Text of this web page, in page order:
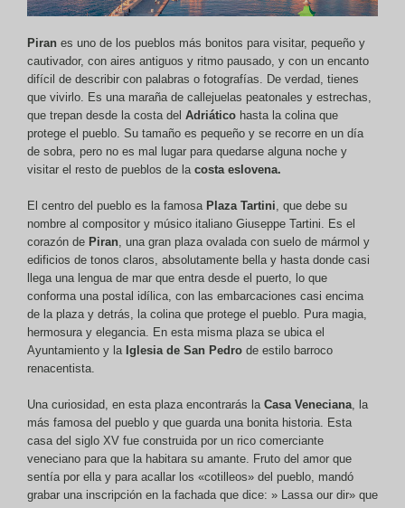
Piran es uno de los pueblos más bonitos para visitar, pequeño y
cautivador, con aires antiguos y ritmo pausado, y con un encanto
difícil de describir con palabras o fotografías. De verdad, tienes
que vivirlo. Es una maraña de callejuelas peatonales y estrechas,
que trepan desde la costa del Adriático hasta la colina que
protege el pueblo. Su tamaño es pequeño y se recorre en un día
de sobra, pero no es mal lugar para quedarse alguna noche y
visitar el resto de pueblos de la costa eslovena.
El centro del pueblo es la famosa Plaza Tartini, que debe su
nombre al compositor y músico italiano Giuseppe Tartini. Es el
corazón de Piran, una gran plaza ovalada con suelo de mármol y
edificios de tonos claros, absolutamente bella y hasta donde casi
llega una lengua de mar que entra desde el puerto, lo que
conforma una postal idílica, con las embarcaciones casi encima
de la plaza y detrás, la colina que protege el pueblo. Pura magia,
hermosura y elegancia. En esta misma plaza se ubica el
Ayuntamiento y la Iglesia de San Pedro de estilo barroco
renacentista.
Una curiosidad, en esta plaza encontrarás la Casa Veneciana, la
más famosa del pueblo y que guarda una bonita historia. Esta
casa del siglo XV fue construida por un rico comerciante
veneciano para que la habitara su amante. Fruto del amor que
sentía por ella y para acallar los «cotilleos» del pueblo, mandó
grabar una inscripción en la fachada que dice: » Lassa our dir» que